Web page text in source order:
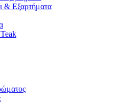
& Εξαρτήματα